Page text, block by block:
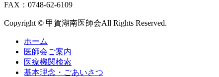
FAX：0748-62-6109
Copyright © 甲賀湖南医師会All Rights Reserved.
ホーム
医師会ご案内
医療機関検索
基本理念・ごあいさつ